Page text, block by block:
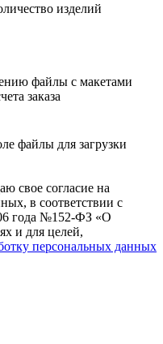
изделий
файлы с макетами
заказа
файлы для загрузки
свое согласие на
в соответствии с
года №152-ФЗ «О
и для целей,
персональных данных